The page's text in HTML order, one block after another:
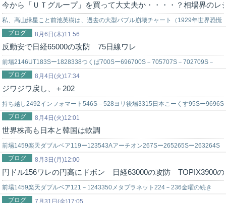
今から「ＵＴグループ」を買って大丈夫か・・・・？相場界のレ
私、高山緑星こと前池英樹は、過去の大型バブル崩壊チャート（1929年世界恐慌
時のNYダウ暴落チャート…
8月6日(木)11:56
ブログ
反動安で日経65000の攻防 75日線ワレ
前場2146UT183Sー1828338つくば700Sー696700S－705707S－702709S－
699700Sー2000株持ち越し8346東…
8月4日(火)17:34
ブログ
ジワジワ戻し、＋202
持ち越し2492インフォマート546S－528ヨリ後場3315日本こーくす95Sー9696S
－962353日本駐車場開発251Sー250250Sー2…
8月4日(火)12:01
ブログ
世界株高も日本と韓国は軟調
前場1459楽天ダブルベア119ー123543Aアーチオン267Sー265265Sー263264S
ー262執拗に3350メタプラネット218－216…
8月3日(月)12:00
ブログ
円ドル156ワレの円高にドボン 日経63000の攻防 TOPIX3900の
前場1459楽天ダブルベア121－1243350メタプラネット224－236金曜の続き
4344ソースネクスト112Sー110543AＡＲＣＨＩＯＮ2…
7月31日(金)17:05
ブログ